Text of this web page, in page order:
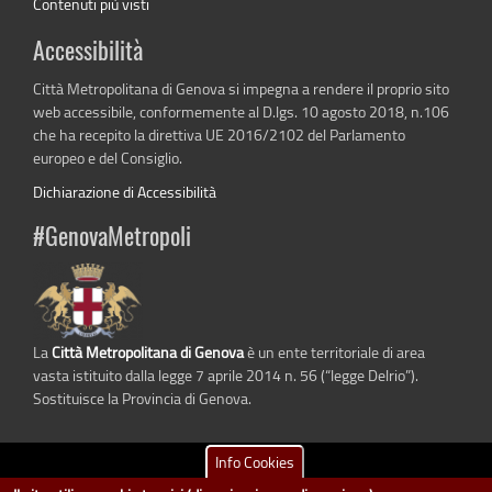
Accessibilità
Città Metropolitana di Genova si impegna a rendere il proprio sito
web accessibile, conformemente al D.lgs. 10 agosto 2018, n.106
che ha recepito la direttiva UE 2016/2102 del Parlamento
europeo e del Consiglio.
Dichiarazione di Accessibilità
#GenovaMetropoli
LaCittà Metropolitana di Genovaè un ente territoriale di area
vasta istituito dalla legge 7 aprile 2014 n. 56 (“legge Delrio”).
Sostituisce la Provincia di Genova.
Info Cookies